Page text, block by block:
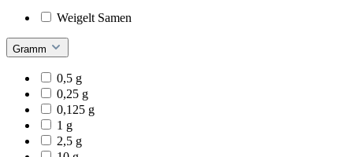
Weigelt Samen
Gramm
0,5 g
0,25 g
0,125 g
1 g
2,5 g